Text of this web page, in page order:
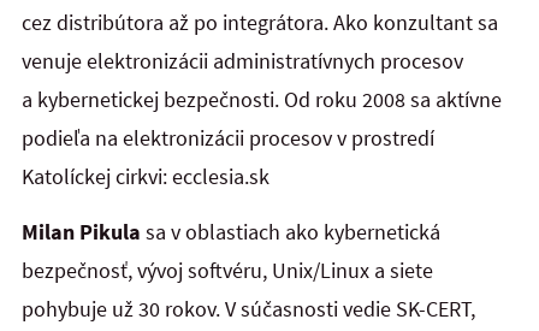
cez distribútora až po integrátora. Ako konzultant sa
venuje elektronizácii administratívnych procesov
a kybernetickej bezpečnosti. Od roku 2008 sa aktívne
podieľa na elektronizácii procesov v prostredí
Katolíckej cirkvi: ecclesia.sk
Milan Pikula sa v oblastiach ako kybernetická
bezpečnosť, vývoj softvéru, Unix/Linux a siete
pohybuje už 30 rokov. V súčasnosti vedie SK-CERT,